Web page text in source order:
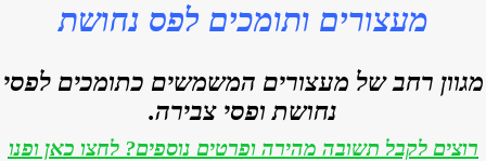
מעצורים ותומכים לפס נחושת
מגוון רחב של מעצורים המשמשים כתומכים לפסי
נחושת ופסי צבירה.
רוצים לקבל תשובה מהירה ופרטים נוספים? לחצו כאן ופנו